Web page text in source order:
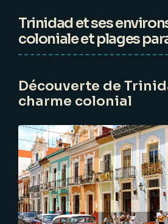
Trinidad et ses
coloniale et plages
Découverte de
charme colonial